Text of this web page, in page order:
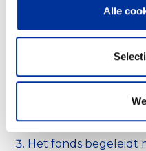
Alle
Voorlichting en
Onze investeringen
2022, door
helaas niet meer in
uitlenen van
musici en
Het fonds begeleidt